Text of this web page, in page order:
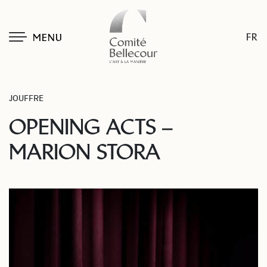
MENU FR
JOUFFRE
OPENING ACTS –
MARION STORA